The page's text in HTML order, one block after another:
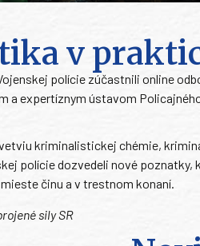
v
polície zúčastnili online
a expertíznym ústavom
kriminalistickej chémie,
polície dozvedeli nové
činu a v trestnom konaní.
sily SR